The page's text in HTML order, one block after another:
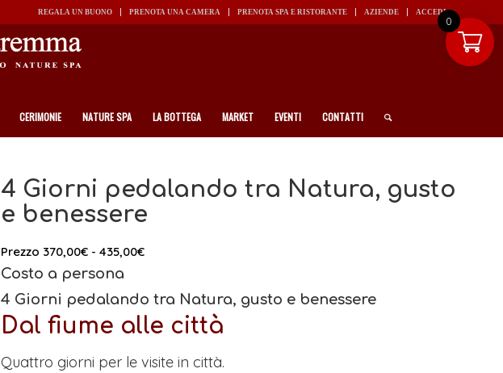
0
REGALA UN BUONO PRENOTA UNA CAMERA PRENOTA SPA E RISTORANTE AZIENDE ACCEDI
CERIMONIE NATURE SPA LA BOTTEGA MARKET EVENTI CONTATTI
4 Giorni pedalando tra Natura, gusto
e benessere
Prezzo 370,00€ - 435,00€Fascia
da
Prezzo
a
Costo a persona
4 Giorni pedalando tra Natura, gusto e benessere
Dal fiume alle città
Quattro giorni per le visite in città.